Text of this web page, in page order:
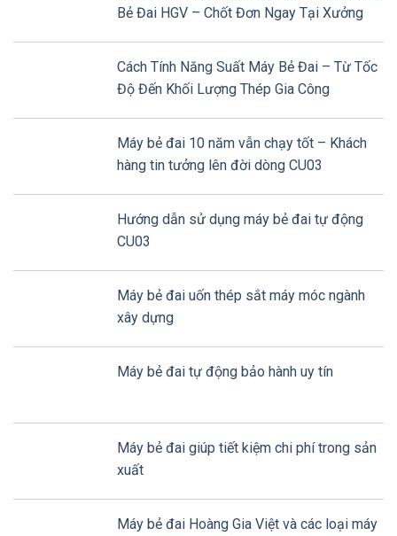
Bẻ Đai HGV – Chốt Đơn Ngay Tại Xưởng
Cách Tính Năng Suất Máy Bẻ Đai – Từ Tốc
Độ Đến Khối Lượng Thép Gia Công
Máy bẻ đai 10 năm vẫn chạy tốt – Khách
hàng tin tưởng lên đời dòng CU03
Hướng dẫn sử dụng máy bẻ đai tự động
CU03
Máy bẻ đai uốn thép sắt máy móc ngành
xây dựng
Máy bẻ đai tự động bảo hành uy tín
Máy bẻ đai giúp tiết kiệm chi phí trong sản
xuất
Máy bẻ đai Hoàng Gia Việt và các loại máy